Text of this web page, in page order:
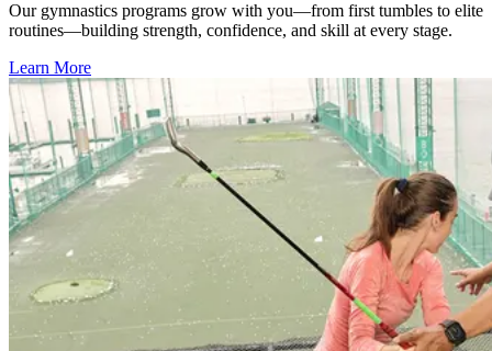
Our gymnastics programs grow with you—from first tumbles to elite
routines—building strength, confidence, and skill at every stage.​​​​‌ ‍ ​‍​‍‌‍ ‌ ​‍‌‍‍‌‌‍‌ ‌‍‍‌‌‍ ‍​‍​‍​ ‍‍​‍​‍‌ ​ ‌‍​‌‌‍ ‍‌‍‍‌‌ ‌​‌ ‍‌​‍ ‍‌‍‍‌‌‍ ​‍​‍​‍ ​​‍​‍‌‍‍​‌ ​‍‌‍‌‌‌‍‌‍​‍​‍​ ‍‍​‍​‍‌‍‍​‌ ‌​‌ ‌​‌ ​​‌ ​ ​ ‍‍​‍ ​‍ ‌‍​ ‌‍‍​‌‍‌‌‌‍ ​‌ ​ ‌‍‌‌‌‍​‌‌ ​​‌‍‍‌‌‍‌‌‌ ​‍‌ ​ ​‍ ‍‌ ​ ‌‍​‌‌‍ ‍‌‍‍‌‌ ‌​‌ ‍‌​‍ ‍‌ ​ ‌ ‌​‌ ‌‌‌‍‌​‌‍‍‌‌‍ ​‍ ‌‍‍‌‌‍ ‍‌ ‌​‌‍‌‌‌‍ ‍‌ ‌​​‍ ‌‍‌‌‌‍‌​‌‍‍‌‌ ‌​​‍ ‌‍ ‌‌‍ ‌‍‌​‌‍‌‌​ ‌‌ ​​‌ ​‍‌‍‌‌‌ ​ ‌‍‌‌‌‍ ‍‌ ‌​‌‍​‌‌ ‌​‌‍‍‌‌‍ ‌‍ ‍​ ‍ ‌‍‍‌‌‍‌​​ ‌‌‍‍​‌‍ ‌‍ ‌‌‍‌‌‌‌​​‌‍​‌‌‍‌ ‌‍‌‌​ ‍ ‌ ‌​‌ ‍‌‌ ​​‌‍‌‌​ ‌‌‍‍​‌‍ ‌‍ ‌‌‍‌‌‌‌​​‌‍​‌‌‍‌ ‌‍‌‌​ ‍ ‌ ​​‌‍​‌‌ ‌​‌‍‍​​ ‌‌ ​​‌‍​‌‌‍‌ ‌‍‌‌‌​​‍‌ ‌‌‌‍‍‌‌‍ ​‌‍‌​‌‍‌‌‌ ​‍​‍‌‌​ ‌‌‌​​‍‌‌ ‌‍‍ ‌‍‌‌‌ ‍‌​‍‌‌​ ​ ‌​‌​​‍‌‌​ ​ ‌​‌​​‍‌‌​ ​‍​ ​‍​ ‍‌‌‍‌​​ ‍​‌‍‌​​ ​‌‌‍‌‌​ ​ ‌‍‌‍‌‍​ ​ ​‌‌‍​‌​ ‌ ​‍‌‌​ ​‍​ ​‍​‍‌‌​ ‌‌‌​‌​​‍ ‍‌ ‌​‌‍​‌‌‍​‍‌ ​ ​‍‌‌​ ‌‌‌​​‍‌‌ ‌‍‍ ‌‍‌‌‌ ‍‌​‍‌‌​ ​ ‌​‌​​‍‌‌​ ​ ‌​‌​​‍‌‌​ ​‍​ ​‍​ ​​​ ​​‌‍‌‌​ ‍​​ ​​‌‍​ ​ ‍‌​ ‍‌‌‍​ ​ ​‌​ ​‌​ ‍‌​‍‌‌​ ​‍​ ​‍​‍‌‌​ ‌‌‌​‌​​‍ ‍‌‍​ ‌‍ ‌‍ ‍‌ ‌​‌‍‌‌‌‍ ‍‌ ‌​​‍‌‌​ ‌‌‌​​‍‌‌ ‌‍‍ ‌‍‌‌‌ ‍‌​‍‌‌​ ​ ‌​‌​​‍‌‌​ ​ ‌​‌​​‍‌‌​ ​‍​ ​‍‌‍‌‌​ ‍‌​ ‌‍‌‍‌‍‌‍‌‍‌‍‌​​ ‌‌‌‍​ ‌‍‌‍​ ​‍​ ​‌​ ​‍​‍‌‌​ ​‍​ ​‍​‍‌‌​ ‌‌‌​‌​​‍ ‍‌ ​‍‌‍‍‌‌‍​ ‌‍‍​‌‌‌​‌‍‌‌‌ ‍​‌ ‌​​‍‌‌​ ‌‌‌​​‍‌‌ ‌‍‍ ‌‍‌‌‌ ‍‌​‍‌‌​ ​ ‌​‌​​‍‌‌​ ​ ‌​‌​​‍‌‌​ ​‍​ ​‍​ ​ ‌‍‌​​ ‌‍​ ​‌‌‍​ ‌‍‌‍​ ​ ​ ​ ‌‍‌​‌‍​‌‌‍​‌​ ​ ​‍‌‌​ ​‍​ ​‍​‍‌‌​ ‌‌‌​‌​​‍ ‍‌‍​ ‌‍‍​‌‍‍‌‌‍ ​‌‍‌​‌ ​‍‌‍‌‌‌‍ ‍​‍‌‌​ ‌‌‌​​‍‌‌ ‌‍‍ ‌‍‌‌‌ ‍‌​‍‌‌​ ​ ‌​‌​​‍‌‌​ ​ ‌​‌​​‍‌‌​ ​‍​ ​‍​ ‌‍​ ‌‍​ ​‌​ ​‌‌‍​‌​ ‌​​ ​‍‌‍​‍​ ​‍​ ‌​‌‍‌‌‌‍‌‍​‍‌‌​ ​‍​ ​‍​‍‌‌​ ‌‌‌​‌​​‍ ‍‌ ‌​‌‍‌‌‌ ‍​‌ ‌​​ ‌‍​‍‌‍​‌‌ ​ ‌‍‌‌‌‌‌‌‌ ​‍‌‍ ​​ ‌‌‍‍​‌ ‌​‌ ‌​‌ ​​‌ ​ ​‍‌‌​ ​ ‌​​‌​‍‌‌​ ​‍‌​‌‍​‍‌‌​ ​‍‌​‌‍‌‍​ ‌‍‍​‌‍‌‌‌‍ ​‌ ​ ‌‍‌‌‌‍​‌‌ ​​‌‍‍‌‌‍‌‌‌ ​‍‌ ​ ​‍ ‍‌ ​ ‌‍​‌‌‍ ‍‌‍‍‌‌ ‌​‌ ‍‌​‍ ‍‌ ​ ‌ ‌​‌ ‌‌‌‍‌​‌‍‍‌‌‍ ​‍‌‍‌‍‍‌‌‍‌​​ ‌‌‍‍​‌‍ ‌‍ ‌‌‍‌‌‌‌​​‌‍​‌‌‍‌ ‌‍‌‌​‍‌‍‌ ‌​‌ ‍‌‌ ​​‌‍‌‌​ ‌‌‍‍​‌‍ ‌‍ ‌‌‍‌‌‌‌​​‌‍​‌‌‍‌ ‌‍‌‌​‍‌‍‌ ​​‌‍​‌‌ ‌​‌‍‍​​ ‌‌ ​​‌‍​‌‌‍‌ ‌‍‌‌‌​​‍‌ ‌‌‌‍‍‌‌‍ ​‌‍‌​‌‍‌‌‌ ​‍​‍‌‌​ ‌‌‌​​‍‌‌ ‌‍‍ ‌‍‌‌‌ ‍‌​‍‌‌​ ​ ‌​‌​​‍‌‌​ ​ ‌​‌​​‍‌‌​ ​‍​ ​‍​ ‍‌‌‍‌​​ ‍​‌‍‌​​ ​‌‌‍‌‌​ ​ ‌‍‌‍‌‍​ ​ ​‌‌‍​‌​ ‌ ​‍‌‌​ ​‍​ ​‍​‍‌‌​ ‌‌‌​‌​​‍ ‍‌ ‌​‌‍​‌‌‍​‍‌ ​ ​‍‌‌​ ‌‌‌​​‍‌‌ ‌‍‍ ‌‍‌‌‌ ‍‌​‍‌‌​ ​ ‌​‌​​‍‌‌​ ​ ‌​‌​​‍‌‌​ ​‍​ ​‍​ ​​​ ​​‌‍‌‌​ ‍​​ ​​‌‍​ ​ ‍‌​ ‍‌‌‍​ ​ ​‌​ ​‌​ ‍‌​‍‌‌​ ​‍​ ​‍​‍‌‌​ ‌‌‌​‌​​‍ ‍‌‍​ ‌‍ ‌‍ ‍‌ ‌​‌‍‌‌‌‍ ‍‌ ‌​​‍‌‌​ ‌‌‌​​‍‌‌ ‌‍‍ ‌‍‌‌‌ ‍‌​‍‌‌​ ​ ‌​‌​​‍‌‌​ ​ ‌​‌​​‍‌‌​ ​‍​ ​‍‌‍‌‌​ ‍‌​ ‌‍‌‍‌‍‌‍‌‍‌‍‌​​ ‌‌‌‍​ ‌‍‌‍​ ​‍​ ​‌​ ​‍​‍‌‌​ ​‍​ ​‍​‍‌‌​ ‌‌‌​‌​​‍ ‍‌ ​‍‌‍‍‌‌‍​ ‌‍‍​‌‌‌​‌‍‌‌‌ ‍​‌ ‌​​‍‌‌​ ‌‌‌​​‍‌‌ ‌‍‍ ‌‍‌‌‌ ‍‌​‍‌‌​ ​ ‌​‌​​‍‌‌​ ​ ‌​‌​​‍‌‌​ ​‍​ ​‍​ ​ ‌‍‌​​ ‌‍​ ​‌‌‍​ ‌‍‌‍​ ​ ​ ​ ‌‍‌​‌‍​‌‌‍​‌​ ​ ​‍‌‌​ ​‍​ ​‍​‍‌‌​ ‌‌‌​‌​​‍ ‍‌‍​ ‌‍‍​‌‍‍‌‌‍ ​‌‍‌​‌ ​‍‌‍‌‌‌‍ ‍​‍‌‌​ ‌‌‌​​‍‌‌ ‌‍‍ ‌‍‌‌‌ ‍‌​‍‌‌​ ​ ‌​‌​​‍‌‌​ ​ ‌​‌​​‍‌‌​ ​‍​ ​‍​ ‌‍​ ‌‍​ ​‌​ ​‌‌‍​‌​ ‌​​ ​‍‌‍​‍​ ​‍​ ‌​‌‍‌‌‌‍‌‍​‍‌‌​ ​‍​ ​‍​‍‌‌​ ‌‌‌​‌​​‍ ‍‌ ‌​‌‍‌‌‌ ‍​‌ ‌​​‍‌‍‌ ​​‌‍‌‌‌ ​‍‌ ​ ‌ ​​‌‍‌‌‌‍​ ‌ ‌​‌‍‍‌‌ ‌‍‌‍‌‌​ ‌‌ ​​‌ ‌‌‌‍​‍‌‍ ​‌‍‍‌‌ ​ ‌‍‍​‌‍‌‌‌‍‌​​‍​‍‌ ‌
Learn More​​​​‌ ‍ ​‍​‍‌‍ ‌ ​‍‌‍‍‌‌‍‌ ‌‍‍‌‌‍ ‍​‍​‍​ ‍‍​‍​‍‌ ​ ‌‍​‌‌‍ ‍‌‍‍‌‌ ‌​‌ ‍‌​‍ ‍‌‍‍‌‌‍ ​‍​‍​‍ ​​‍​‍‌‍‍​‌ ​‍‌‍‌‌‌‍‌‍​‍​‍​ ‍‍​‍​‍‌‍‍​‌ ‌​‌ ‌​‌ ​​‌ ​ ​ ‍‍​‍ ​‍ ‌‍​ ‌‍‍​‌‍‌‌‌‍ ​‌ ​ ‌‍‌‌‌‍​‌‌ ​​‌‍‍‌‌‍‌‌‌ ​‍‌ ​ ​‍ ‍‌ ​ ‌‍​‌‌‍ ‍‌‍‍‌‌ ‌​‌ ‍‌​‍ ‍‌ ​ ‌ ‌​‌ ‌‌‌‍‌​‌‍‍‌‌‍ ​‍ ‌‍‍‌‌‍ ‍‌ ‌​‌‍‌‌‌‍ ‍‌ ‌​​‍ ‌‍‌‌‌‍‌​‌‍‍‌‌ ‌​​‍ ‌‍ ‌‌‍ ‌‍‌​‌‍‌‌​ ‌‌ ​​‌ ​‍‌‍‌‌‌ ​ ‌‍‌‌‌‍ ‍‌ ‌​‌‍​‌‌ ‌​‌‍‍‌‌‍ ‌‍ ‍​ ‍ ‌‍‍‌‌‍‌​​ ‌‌‍‍​‌‍ ‌‍ ‌‌‍‌‌‌‌​​‌‍​‌‌‍‌ ‌‍‌‌​ ‍ ‌ ‌​‌ ‍‌‌ ​​‌‍‌‌​ ‌‌‍‍​‌‍ ‌‍ ‌‌‍‌‌‌‌​​‌‍​‌‌‍‌ ‌‍‌‌​ ‍ ‌ ​​‌‍​‌‌ ‌​‌‍‍​​ ‌‌ ​​‌‍​‌‌‍‌ ‌‍‌‌‌​​‍‌ ‌‌‌‍‍‌‌‍ ​‌‍‌​‌‍‌‌‌ ​‍​‍‌‌​ ‌‌‌​​‍‌‌ ‌‍‍ ‌‍‌‌‌ ‍‌​‍‌‌​ ​ ‌​‌​​‍‌‌​ ​ ‌​‌​​‍‌‌​ ​‍​ ​‍​ ‍‌‌‍‌​​ ‍​‌‍‌​​ ​‌‌‍‌‌​ ​ ‌‍‌‍‌‍​ ​ ​‌‌‍​‌​ ‌ ​‍‌‌​ ​‍​ ​‍​‍‌‌​ ‌‌‌​‌​​‍ ‍‌ ‌​‌‍​‌‌‍​‍‌ ​ ​‍‌‌​ ‌‌‌​​‍‌‌ ‌‍‍ ‌‍‌‌‌ ‍‌​‍‌‌​ ​ ‌​‌​​‍‌‌​ ​ ‌​‌​​‍‌‌​ ​‍​ ​‍​ ​​​ ​​‌‍‌‌​ ‍​​ ​​‌‍​ ​ ‍‌​ ‍‌‌‍​ ​ ​‌​ ​‌​ ‍‌​‍‌‌​ ​‍​ ​‍​‍‌‌​ ‌‌‌​‌​​‍ ‍‌‍​ ‌‍ ‌‍ ‍‌ ‌​‌‍‌‌‌‍ ‍‌ ‌​​‍‌‌​ ‌‌‌​​‍‌‌ ‌‍‍ ‌‍‌‌‌ ‍‌​‍‌‌​ ​ ‌​‌​​‍‌‌​ ​ ‌​‌​​‍‌‌​ ​‍​ ​‍‌‍‌‌​ ‍‌​ ‌‍‌‍‌‍‌‍‌‍‌‍‌​​ ‌‌‌‍​ ‌‍‌‍​ ​‍​ ​‌​ ​‍​‍‌‌​ ​‍​ ​‍​‍‌‌​ ‌‌‌​‌​​‍ ‍‌‍​‍‌ ‌‌‌ ‌​‌ ‌​‌‍ ‌‍ ‍‌ ​ ​‍‌‌​ ‌‌‌​​‍‌‌ ‌‍‍ ‌‍‌‌‌ ‍‌​‍‌‌​ ​ ‌​‌​​‍‌‌​ ​ ‌​‌​​‍‌‌​ ​‍​ ​‍‌‍​ ​ ‍‌​ ‍‌‌‍‌‌​ ​​​ ​ ​ ‌‌​ ​ ‌‍​‍‌‍‌​​ ​‌​ ‌‌​‍‌‌​ ​‍​ ​‍​‍‌‌​ ‌‌‌​‌​​‍ ‍‌ ‌​‌‍‌‌‌ ‍​‌ ‌​​ ‌‍​‍‌‍​‌‌ ​ ‌‍‌‌‌‌‌‌‌ ​‍‌‍ ​​ ‌‌‍‍​‌ ‌​‌ ‌​‌ ​​‌ ​ ​‍‌‌​ ​ ‌​​‌​‍‌‌​ ​‍‌​‌‍​‍‌‌​ ​‍‌​‌‍‌‍​ ‌‍‍​‌‍‌‌‌‍ ​‌ ​ ‌‍‌‌‌‍​‌‌ ​​‌‍‍‌‌‍‌‌‌ ​‍‌ ​ ​‍ ‍‌ ​ ‌‍​‌‌‍ ‍‌‍‍‌‌ ‌​‌ ‍‌​‍ ‍‌ ​ ‌ ‌​‌ ‌‌‌‍‌​‌‍‍‌‌‍ ​‍‌‍‌‍‍‌‌‍‌​​ ‌‌‍‍​‌‍ ‌‍ ‌‌‍‌‌‌‌​​‌‍​‌‌‍‌ ‌‍‌‌​‍‌‍‌ ‌​‌ ‍‌‌ ​​‌‍‌‌​ ‌‌‍‍​‌‍ ‌‍ ‌‌‍‌‌‌‌​​‌‍​‌‌‍‌ ‌‍‌‌​‍‌‍‌ ​​‌‍​‌‌ ‌​‌‍‍​​ ‌‌ ​​‌‍​‌‌‍‌ ‌‍‌‌‌​​‍‌ ‌‌‌‍‍‌‌‍ ​‌‍‌​‌‍‌‌‌ ​‍​‍‌‌​ ‌‌‌​​‍‌‌ ‌‍‍ ‌‍‌‌‌ ‍‌​‍‌‌​ ​ ‌​‌​​‍‌‌​ ​ ‌​‌​​‍‌‌​ ​‍​ ​‍​ ‍‌‌‍‌​​ ‍​‌‍‌​​ ​‌‌‍‌‌​ ​ ‌‍‌‍‌‍​ ​ ​‌‌‍​‌​ ‌ ​‍‌‌​ ​‍​ ​‍​‍‌‌​ ‌‌‌​‌​​‍ ‍‌ ‌​‌‍​‌‌‍​‍‌ ​ ​‍‌‌​ ‌‌‌​​‍‌‌ ‌‍‍ ‌‍‌‌‌ ‍‌​‍‌‌​ ​ ‌​‌​​‍‌‌​ ​ ‌​‌​​‍‌‌​ ​‍​ ​‍​ ​​​ ​​‌‍‌‌​ ‍​​ ​​‌‍​ ​ ‍‌​ ‍‌‌‍​ ​ ​‌​ ​‌​ ‍‌​‍‌‌​ ​‍​ ​‍​‍‌‌​ ‌‌‌​‌​​‍ ‍‌‍​ ‌‍ ‌‍ ‍‌ ‌​‌‍‌‌‌‍ ‍‌ ‌​​‍‌‌​ ‌‌‌​​‍‌‌ ‌‍‍ ‌‍‌‌‌ ‍‌​‍‌‌​ ​ ‌​‌​​‍‌‌​ ​ ‌​‌​​‍‌‌​ ​‍​ ​‍‌‍‌‌​ ‍‌​ ‌‍‌‍‌‍‌‍‌‍‌‍‌​​ ‌‌‌‍​ ‌‍‌‍​ ​‍​ ​‌​ ​‍​‍‌‌​ ​‍​ ​‍​‍‌‌​ ‌‌‌​‌​​‍ ‍‌‍​‍‌ ‌‌‌ ‌​‌ ‌​‌‍ ‌‍ ‍‌ ​ ​‍‌‌​ ‌‌‌​​‍‌‌ ‌‍‍ ‌‍‌‌‌ ‍‌​‍‌‌​ ​ ‌​‌​​‍‌‌​ ​ ‌​‌​​‍‌‌​ ​‍​ ​‍‌‍​ ​ ‍‌​ ‍‌‌‍‌‌​ ​​​ ​ ​ ‌‌​ ​ ‌‍​‍‌‍‌​​ ​‌​ ‌‌​‍‌‌​ ​‍​ ​‍​‍‌‌​ ‌‌‌​‌​​‍ ‍‌ ‌​‌‍‌‌‌ ‍​‌ ‌​​‍‌‍‌ ​​‌‍‌‌‌ ​‍‌ ​ ‌ ​​‌‍‌‌‌‍​ ‌ ‌​‌‍‍‌‌ ‌‍‌‍‌‌​ ‌‌ ​​‌ ‌‌‌‍​‍‌‍ ​‌‍‍‌‌ ​ ‌‍‍​‌‍‌‌‌‍‌​​‍​‍‌ ‌